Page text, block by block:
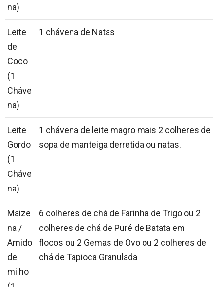
na)
Leite
de
Coco
(1
Cháve
na)
1 chávena de Natas
Leite
Gordo
(1
Cháve
na)
1 chávena de leite magro mais 2 colheres de
sopa de manteiga derretida ou natas.
Maize
na /
Amido
de
milho
6 colheres de chá de Farinha de Trigo ou 2
colheres de chá de Puré de Batata em
flocos ou 2 Gemas de Ovo ou 2 colheres de
chá de Tapioca Granulada